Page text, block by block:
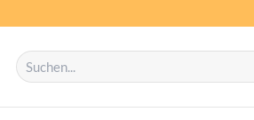
Suchen
nach: